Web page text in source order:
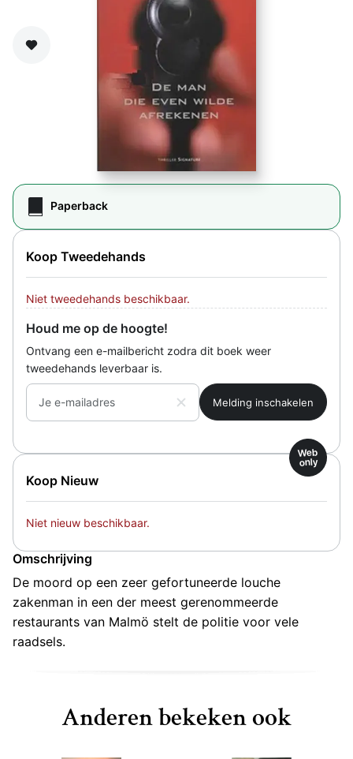
Paperback
Koop Tweedehands
Niet tweedehands beschikbaar.
Houd me op de hoogte!
Ontvang een e-mailbericht zodra dit boek weer
tweedehands leverbaar is.
Je e-mailadres
Koop Nieuw
Web
only
Niet nieuw beschikbaar.
Omschrijving
De moord op een zeer gefortuneerde louche
zakenman in een der meest gerenommeerde
restaurants van Malmö stelt de politie voor vele
raadsels.
Anderen bekeken ook